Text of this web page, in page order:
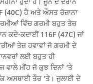
(40C) ਹੈ ਅਤੇ ਔਸਤ ਰੋਜ਼ਾਨਾ
ਵਿੱਚ ਗਰਮੀ ਬਹੁਤ ਤੇਜ਼
ਕਦੇ-ਕਦਾਈਂ 116F (47C) ਜਾਂ
ਤੇਜ਼ ਹਵਾਵਾਂ ਜੋ ਗਰਮੀ ਦੇ
ਲਈ ਬਹੁਤ ਹੀ
ਮੀਂਹ ਜੋ ਕੁਝ ਦਿਨਾਂ ‘ਤੇ
ਅਸਥਾਈ ਤੌਰ ‘ਤੇ। ਜੁਲਾਈ ਦੇ